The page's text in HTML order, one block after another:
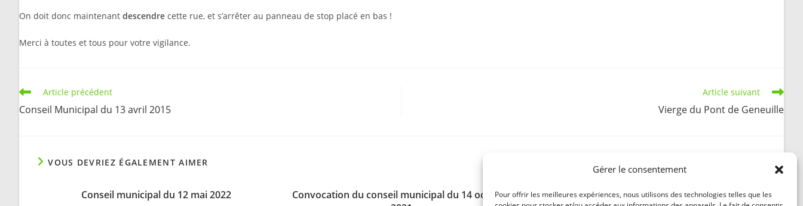
Gérer le consentement
Pour offrir les meilleures expériences, nous utilisons des technologies telles que les
On doit donc maintenant descendre cette rue, et s’arrêter au panneau de stop placé en bas !
Merci à toutes et tous pour votre vigilance.
Read
articles
Article précédent
Conseil Municipal du 13 avril 2015
Article suivant
Vierge du Pont de Geneuille
VOUS DEVRIEZ ÉGALEMENT AIMER
Conseil municipal du 12 mai 2022
Convocation du conseil municipal du 14 octobre
Déviation Route de Voray